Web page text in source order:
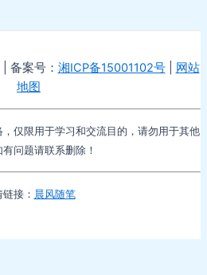
| 备案号： 湘ICP备15001102号| 网站
地图
仅限用于学习和交流目的，请勿用于其他
问题请联系删除！
接： 晨风随笔